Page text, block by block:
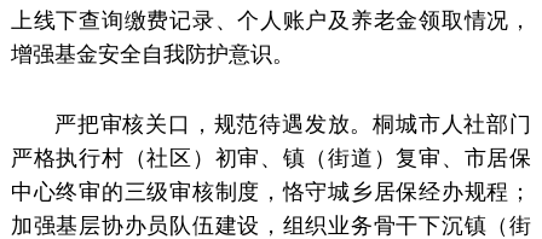
上线下查询缴费记录、个人账户及养老金领取情况，
增强基金安全自我防护意识。
严把审核关口，规范待遇发放。桐城市人社部门
严格执行村（社区）初审、镇（街道）复审、市居保
中心终审的三级审核制度，恪守城乡居保经办规程；
加强基层协办员队伍建设，组织业务骨干下沉镇（街